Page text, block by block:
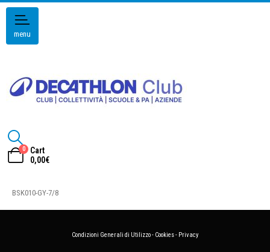
menu
0
Cart
0,00€
BSK010-GY-7/8
Condizioni Generali di Utilizzo- Cookies- Privacy